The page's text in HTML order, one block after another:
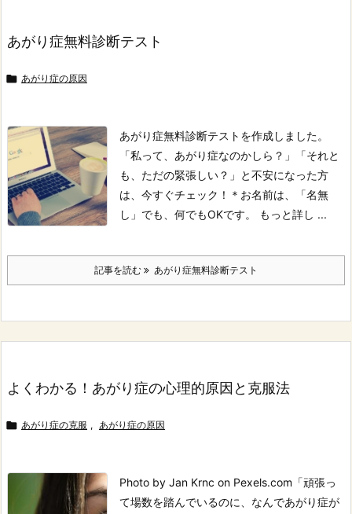
あがり症無料診断テスト
 あがり症の原因
あがり症無料診断テストを作成しました。
「私って、あがり症なのかしら？」「それと
も、ただの緊張しい？」と不安になった方
は、今すぐチェック！ ＊お名前は、「名無
し」でも、何でもOKです。
もっと詳し ...
記事を読む あがり症無料診断テスト
よくわかる！あがり症の心理的原因と克服法
 あがり症の克服 , あがり症の原因
Photo by Jan Krnc on Pexels.com 「頑張っ
て場数を踏んでいるのに、なんであがり症が